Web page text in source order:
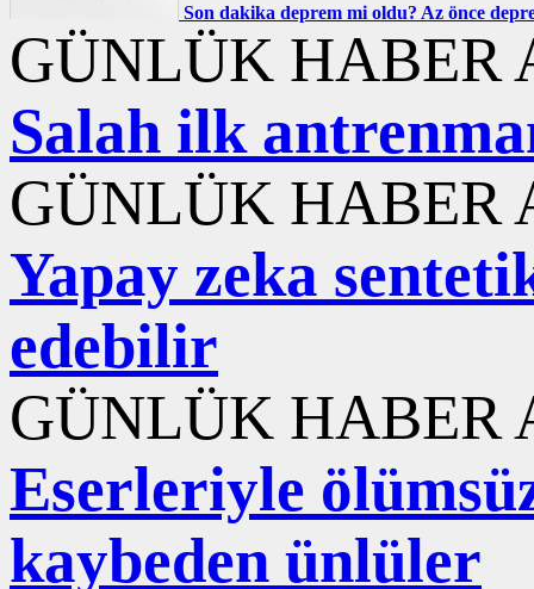
Son dakika deprem mi oldu? Az önce
GÜNLÜK HABER
Salah ilk
GÜNLÜK HABER
Yapay zeka
edebilir
GÜNLÜK HABER
Eserleriyle
kaybeden ünlüler